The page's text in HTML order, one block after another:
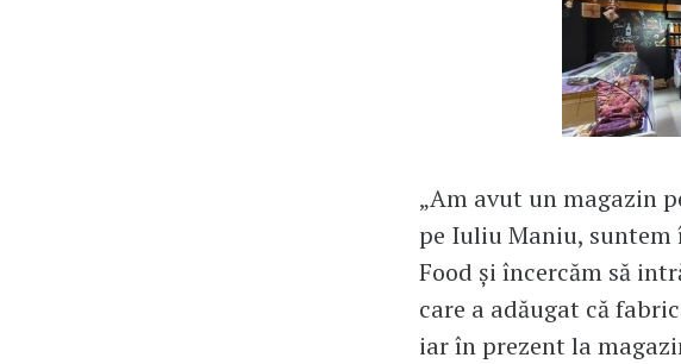
„Am avut un magazin
pe Iuliu Maniu, suntem
Food și încercăm să
care a adăugat că
iar în prezent la